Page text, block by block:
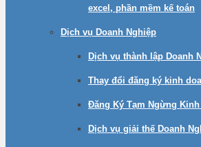
excel, phần mềm kế toán
Dịch vụ Doanh Nghiệp
Dịch vụ thành lập Doanh
Thay đổi đăng ký kinh
Đăng Ký Tạm Ngừng Kinh
Dịch vụ giải thế Doanh